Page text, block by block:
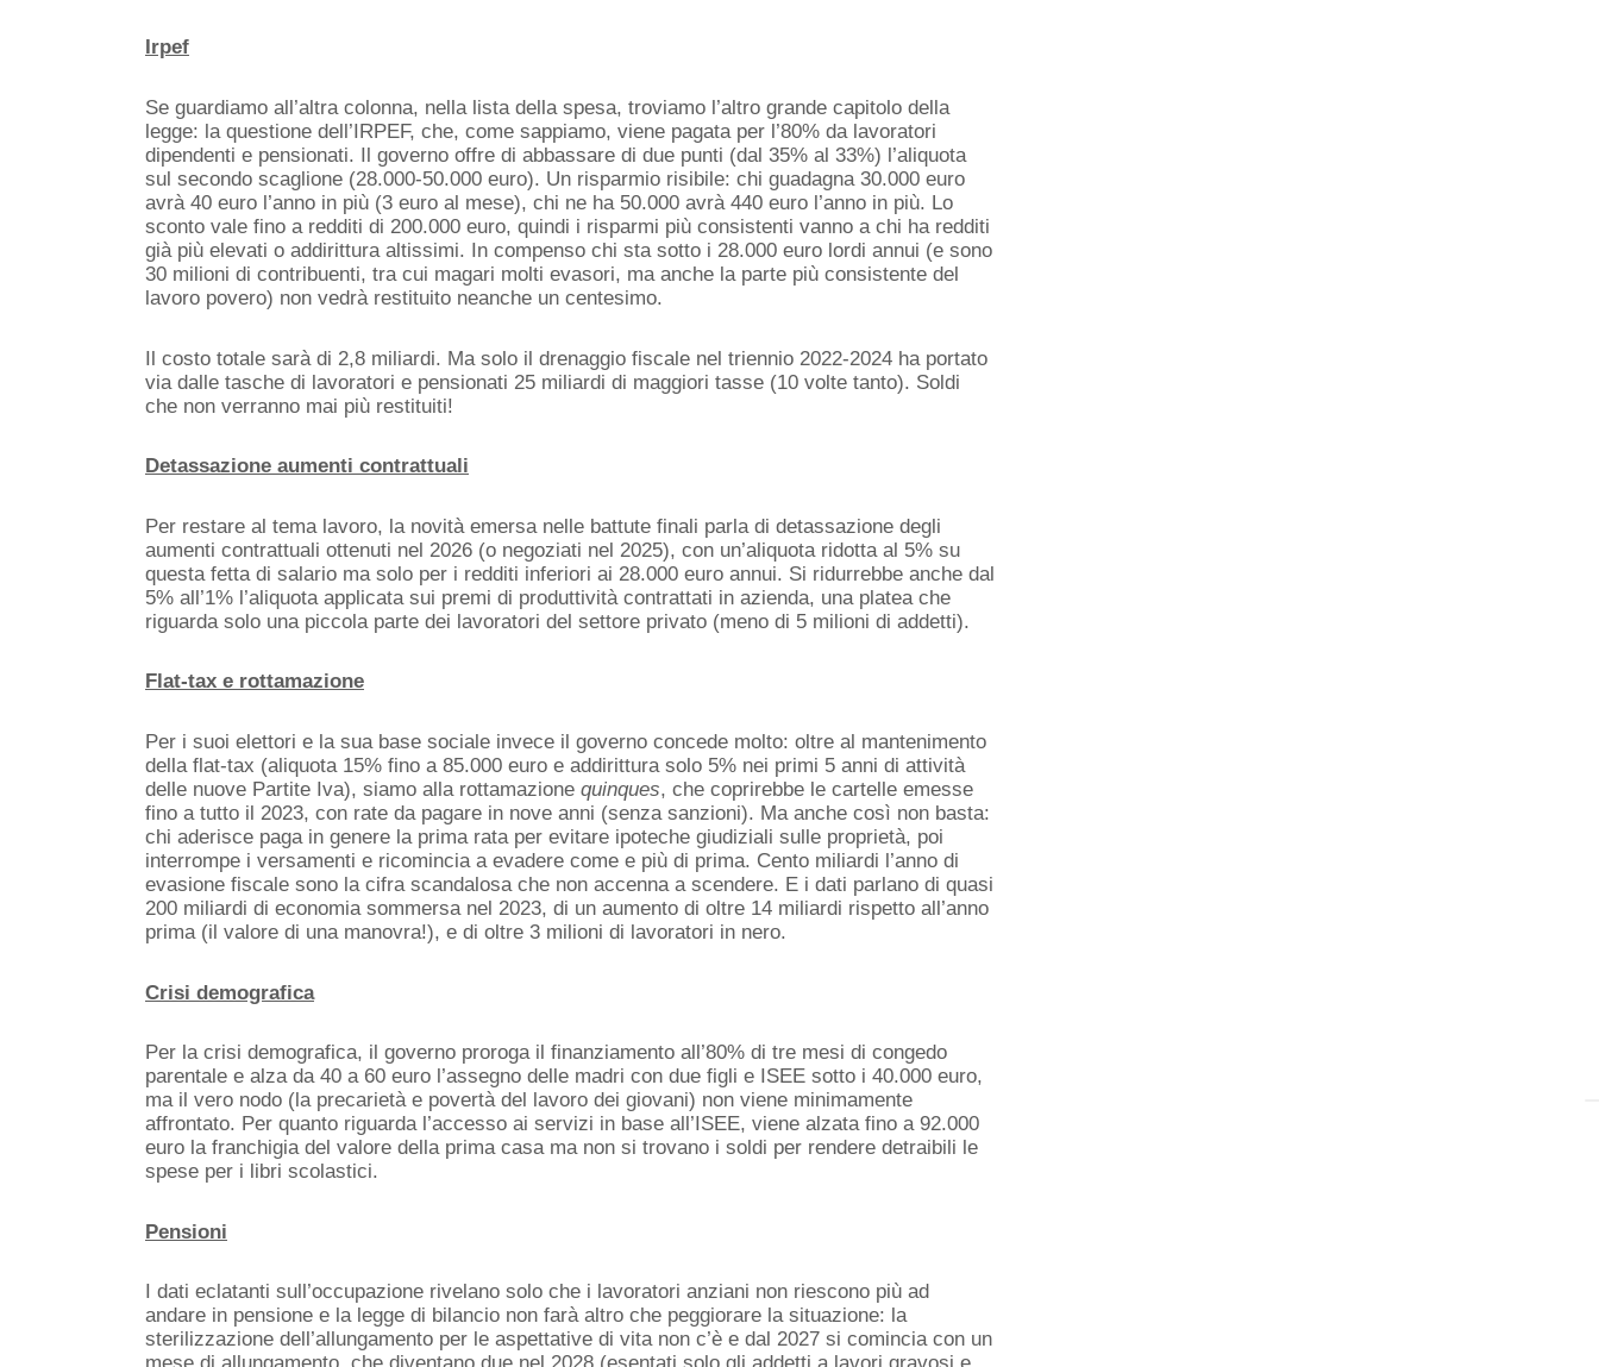
Irpef
Se guardiamo all’altra colonna, nella listadella spesa, troviamo l’altro grande capitolo della
legge: la questione dell’IRPEF, che, come sappiamo, viene pagata per l’80% da lavoratori
dipendenti e pensionati. Il governo offre di abbassare di due punti (dal 35% al 33%) l’aliquota
sul secondo scaglione (28.000-50.000 euro). Un risparmio risibile: chi guadagna 30.000 euro
avrà 40 euro l’anno in più (3 euro al mese), chi ne ha 50.000 avrà 440 euro l’anno in più. Lo
sconto vale fino a redditi di 200.000 euro, quindi i risparmi più consistenti vanno a chi ha redditi
già più elevati o addirittura altissimi. In compenso chi sta sotto i 28.000 euro lordi annui (e sono
30 milioni di contribuenti, tra cui magari molti evasori, ma anche la parte più consistente del
lavoro povero) non vedrà restituito neanche un centesimo.
Il costo totale sarà di 2,8 miliardi. Ma solo il drenaggio fiscale nel triennio 2022-2024 ha portato
via dalle tasche di lavoratori e pensionati 25 miliardi di maggiori tasse (10 volte tanto). Soldi
che non verranno mai più restituiti!
Detassazione aumenti contrattuali
Per restare al tema lavoro, la novità emersa nelle battute finali parla di detassazione degli
aumenti contrattuali ottenuti nel 2026 (o negoziati nel 2025), con un’aliquota ridotta al 5% su
questa fetta di salario ma solo per i redditi inferiori ai 28.000 euro annui. Si ridurrebbe anche dal
5% all’1% l’aliquota applicata sui premi di produttività contrattati in azienda, una platea che
riguarda solo una piccola parte dei lavoratori del settore privato (meno di 5 milioni di addetti).
Flat-tax e rottamazione
Per i suoi elettori e la sua base sociale invece il governo concede molto: oltre al mantenimento
della flat-tax (aliquota 15% fino a 85.000 euro e addirittura solo 5% nei primi 5 anni di attività
delle nuove Partite Iva), siamo alla rottamazione quinques, che coprirebbe le cartelle emesse
fino a tutto il 2023, con rate da pagare in nove anni (senza sanzioni). Ma anche così non basta:
chi aderisce paga in genere la prima rata per evitare ipoteche giudiziali sulle proprietà, poi
interrompe i versamenti e ricomincia a evadere come e più di prima. Cento miliardi l’anno di
evasione fiscale sono la cifra scandalosa che non accenna a scendere. E i dati parlano di quasi
200 miliardi di economia sommersa nel 2023, di un aumento di oltre 14 miliardi rispetto all’anno
prima (il valore di una manovra!), e di oltre 3 milioni di lavoratori in nero.
Crisi demografica
Per la crisi demografica, il governo proroga il finanziamento all’80% di tre mesi di congedo
parentale e alza da 40 a 60 euro l’assegno delle madri con due figli e ISEE sotto i 40.000 euro,
ma il vero nodo (la precarietà e povertà del lavoro dei giovani) non viene minimamente
affrontato. Per quanto riguarda l’accesso ai servizi in base all’ISEE, viene alzata fino a 92.000
euro la franchigia del valore della prima casa ma non si trovano i soldi per rendere detraibili le
spese per i libri scolastici.
Pensioni
I dati eclatanti sull’occupazione rivelano solo che i lavoratori anziani non riescono più ad
andare in pensione e la legge di bilancio non farà altro che peggiorare la situazione: la
sterilizzazione dell’allungamento per le aspettative di vita non c’è e dal 2027 si comincia con un